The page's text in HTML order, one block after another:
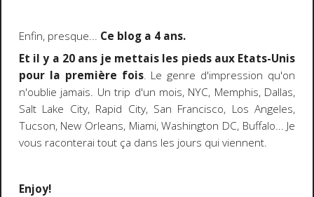
Enfin, presque... Ce blog a 4 ans.
Et il y a 20 ans je mettais les pieds aux Etats-Unis
pour la première fois. Le genre d'impression qu'on
n'oublie jamais. Un trip d'un mois, NYC, Memphis, Dallas,
Salt Lake City, Rapid City, San Francisco, Los Angeles,
Tucson, New Orleans, Miami, Washington DC, Buffalo... Je
vous raconterai tout ça dans les jours qui viennent.
Enjoy!